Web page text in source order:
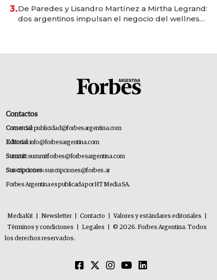
3.De Paredes y Lisandro Martínez a Mirtha Legrand:
dos argentinos impulsan el negocio del wellness
Contactos
Comercial:publicidad@forbesargentina.com
Editorial:info@forbesargentina.com
Summit:summitforbes@forbesargentina.com
Suscripciones:suscripciones@forbes.ar
Forbes Argentina es publicada por HT Media SA.
MediaKit Newsletter Contacto Valores y estándares editoriales
Términos y condiciones
Legales
© 2026. Forbes Argentina. Todos
los derechos reservados.